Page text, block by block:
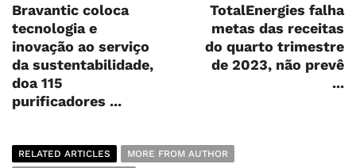
Bravantic coloca
tecnologia e
inovação ao serviço
da sustentabilidade,
doa 115
purificadores ...
TotalEnergies falha
metas das receitas
do quarto trimestre
de 2023, não prevê
...
RELATED ARTICLES
MORE FROM AUTHOR